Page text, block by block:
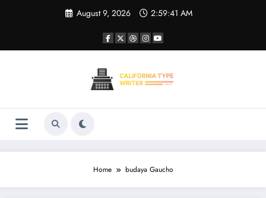
August 9, 2026 2:59:41 AM
Home budaya Gaucho